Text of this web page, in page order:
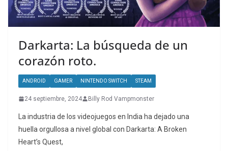
Darkarta: La búsqueda de un
corazón roto.
ANDROID GAMER NINTENDO SWITCH STEAM
24 septiembre, 2024 Billy Rod Vampmonster
La industria de los videojuegos en India ha dejado una
huella orgullosa a nivel global con Darkarta: A Broken
Heart’s Quest,